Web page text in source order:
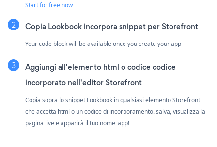
Start for free now
Copia Lookbook incorpora snippet per Storefront
Your code block will be available once you create your app
Aggiungi all'elemento html o codice codice
incorporato nell'editor Storefront
Copia sopra lo snippet Lookbook in qualsiasi elemento Storefront
che accetta html o un codice di incorporamento. salva, visualizza la
pagina live e apparirà il tuo nome_app!